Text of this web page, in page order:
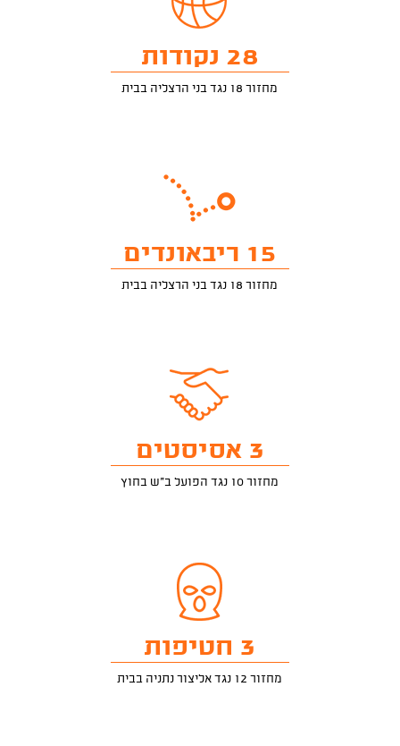
28 נקודות
מחזור 18 נגד בני הרצליה בבית
15 ריבאונדים
מחזור 18 נגד בני הרצליה בבית
3 אסיסטים
מחזור 10 נגד הפועל ב"ש בחוץ
3 חטיפות
מחזור 12 נגד אליצור נתניה בבית